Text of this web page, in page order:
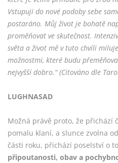
Vstupuji do nové podoby sebe
postaráno. Můj život je bohatě
proměňovat ve skutečnost.
světa a život mě v tuto chvíli
možnostmi, které budu
nejvyšší dobro.“ (Citováno dle
LUGHNASAD
Možná právě proto, že přichází
pomalu klaní, a slunce zvolna
části roku, přichází poselství o
připoutanosti, obav a